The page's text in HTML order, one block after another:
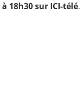
18h30 sur ICI-télé.